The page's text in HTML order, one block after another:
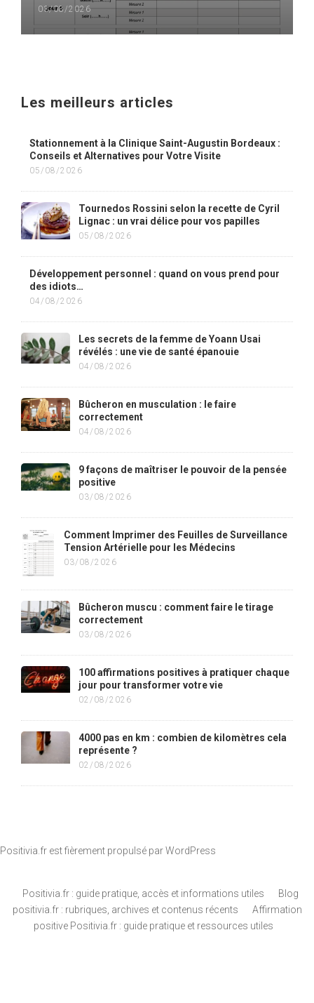
03/08/2026
Les meilleurs articles
Stationnement à la Clinique Saint-Augustin Bordeaux :
Conseils et Alternatives pour Votre Visite
05/08/2026
Tournedos Rossini selon la recette de Cyril
Lignac : un vrai délice pour vos papilles
05/08/2026
Développement personnel : quand on vous prend pour
des idiots…
04/08/2026
Les secrets de la femme de Yoann Usai
révélés : une vie de santé épanouie
04/08/2026
Bûcheron en musculation : le faire
correctement
04/08/2026
9 façons de maîtriser le pouvoir de la pensée
positive
03/08/2026
Comment Imprimer des Feuilles de Surveillance
Tension Artérielle pour les Médecins
03/08/2026
Bûcheron muscu : comment faire le tirage
correctement
03/08/2026
100 affirmations positives à pratiquer chaque
jour pour transformer votre vie
02/08/2026
4000 pas en km : combien de kilomètres cela
représente ?
02/08/2026
Positivia.fr est fièrement propulsé parWordPress
Positivia.fr : guide pratique, accès et informations utiles
Blog
positivia.fr : rubriques, archives et contenus récents
Affirmation
positive Positivia.fr : guide pratique et ressources utiles